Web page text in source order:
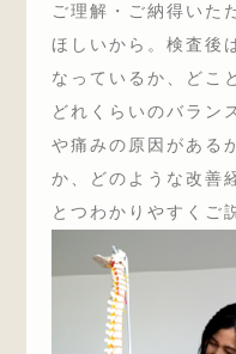
ご理解・ご納得いた
ほしいから。検査後
なっているか、どこ
どれくらいのバラン
や痛みの原因がある
か、どのような改善
とつわかりやすくご